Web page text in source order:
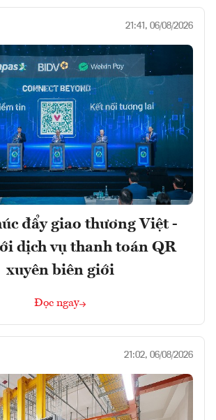
21:41, 06/08/2026
đẩy giao thương Việt -
dịch vụ thanh toán QR
xuyên biên giới
Đọc ngay
21:02, 06/08/2026